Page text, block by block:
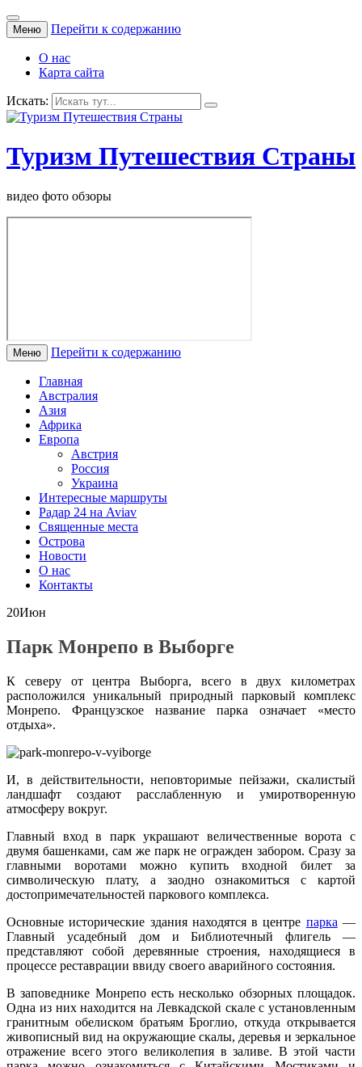
Меню Перейти к содержанию
О нас
Карта сайта
Искать:
Туризм Путешествия Страны
видео фото обзоры
Меню Перейти к содержанию
Главная
Австралия
Азия
Африка
Европа
Австрия
Россия
Украина
Интересные маршруты
Радар 24 на Aviav
Священные места
Острова
Новости
О нас
Контакты
20Июн
Парк Монрепо в Выборге
К северу от центра Выборга, всего в двух километрах
расположился уникальный природный парковый комплекс
Монрепо. Французское название парка означает «место
отдыха».
И, в действительности, неповторимые пейзажи, скалистый
ландшафт создают расслабленную и умиротворенную
атмосферу вокруг.
Главный вход в парк украшают величественные ворота с
двумя башенками, сам же парк не огражден забором. Сразу за
главными воротами можно купить входной билет за
символическую плату, а заодно ознакомиться с картой
достопримечательностей паркового комплекса.
Основные исторические здания находятся в центре парка —
Главный усадебный дом и Библиотечный флигель —
представляют собой деревянные строения, находящиеся в
процессе реставрации ввиду своего аварийного состояния.
В заповеднике Монрепо есть несколько обзорных площадок.
Одна из них находится на Левкадской скале с установленным
гранитным обелиском братьям Броглио, откуда открывается
живописный вид на окружающие скалы, деревья и зеркальное
отражение всего этого великолепия в заливе. В этой части